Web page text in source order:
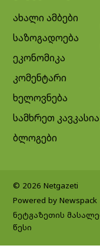
ახალი ამბები
საზოგადოება
ეკონომიკა
კომენტარი
ხელოვნება
სამხრეთ კავკასია
ბლოგები
© 2026 Netgazeti
Powered by Newspack
ნეტგაზეთის
წესი